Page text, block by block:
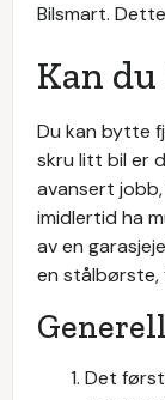
Bilsmart.
Kan
Du kan bytte
skru litt bil er
avansert jobb,
imidlertid ha
av en
en
Det